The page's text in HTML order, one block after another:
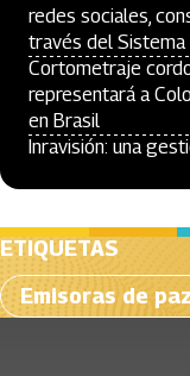
redes sociales,
través del Sistema
Cortometraje
representará a
en Brasil
Inravisión: una
ETIQUETAS
Emisoras de